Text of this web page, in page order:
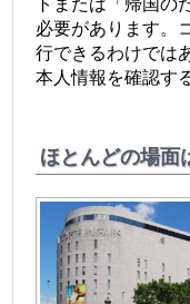
トまたは「帰国の
必要があります。
行できるわけでは
本人情報を確認す
ほとんどの場面